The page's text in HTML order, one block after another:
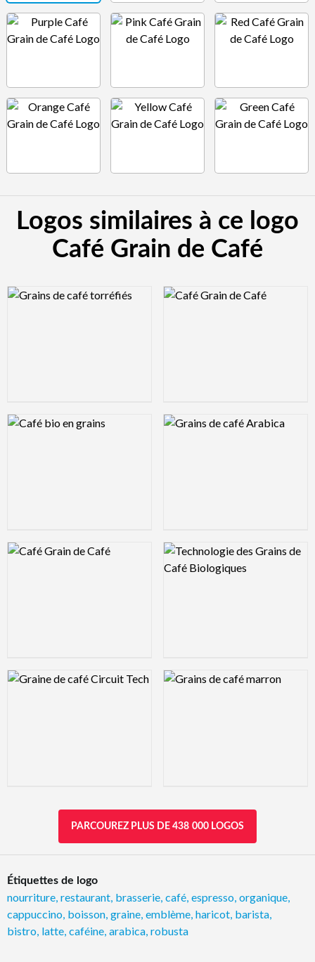
Logos similaires à ce logo
Café Grain de Café
Logo Preview Image Logo Preview Image
Logo Preview Image Logo Preview Image
Logo Preview Image Logo Preview Image
Logo Preview Image Logo Preview Image
PARCOUREZ PLUS DE 438 000 LOGOS
Étiquettes de logo
nourriture restaurant brasserie café espresso organique
cappuccino boisson graine emblème haricot barista
bistro latte caféine arabica robusta